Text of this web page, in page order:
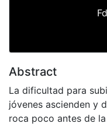
Abstract
La dificultad para
jóvenes ascienden y
roca poco antes de